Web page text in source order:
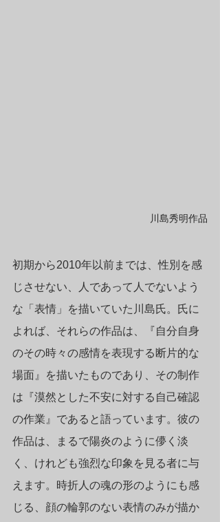
川島秀明作品
初期から2010年以前までは、性別を感
じさせない、人であって人でないよう
な「表情」を描いていた川島氏。氏に
よれば、それらの作品は、『自分自身
のその時々の感情を表現する断片的な
場面』を描いたものであり、その制作
は『漠然とした不安に対する自己確認
の作業』であると語っています。彼の
作品は、まるで陽炎のように儚く淡
く、けれども強烈な印象を見る者に与
えます。時折人の魂の形のようにも感
じる、顔の輪郭のない表情のみが描か